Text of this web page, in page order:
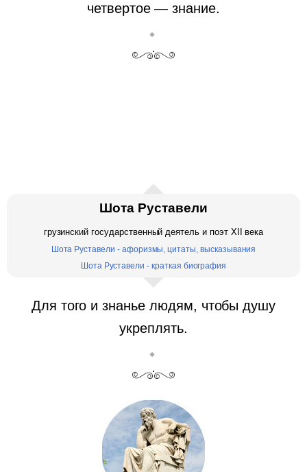
четвертое — знание.
Шота Руставели
грузинский государственный деятель и поэт XII века
Шота Руставели - афоризмы, цитаты, высказывания
Шота Руставели - краткая биография
Для того и знанье людям, чтобы душу
укреплять.